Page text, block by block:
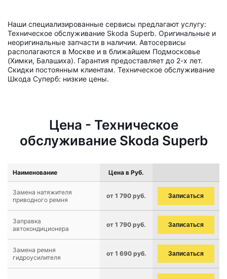
Наши специализированные сервисы предлагают услугу:
Техническое обслуживание Skoda Superb. Оригинальные и
неоригинальные запчасти в наличии. Автосервисы
располагаются в Москве и в ближайшем Подмосковье
(Химки, Балашиха). Гарантия предоставляет до 2-х лет.
Скидки постоянным клиентам. Техническое обслуживание
Шкода Суперб: низкие цены.
Цена - Техническое
обслуживание Skoda Superb
Наименование Цена в Руб.
Замена натяжителя
приводного ремня
от 1 790 руб. Записаться
Заправка
автокондиционера
от 1 790 руб. Записаться
Замена ремня
гидроусилителя
от 1 690 руб. Записаться